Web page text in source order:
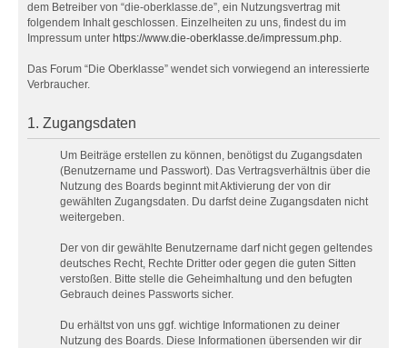
dem Betreiber von “die-oberklasse.de”, ein Nutzungsvertrag mit
folgendem Inhalt geschlossen. Einzelheiten zu uns, findest du im
Impressum unter https://www.die-oberklasse.de/impressum.php.
Das Forum “Die Oberklasse” wendet sich vorwiegend an interessierte
Verbraucher.
1. Zugangsdaten
Um Beiträge erstellen zu können, benötigst du Zugangsdaten
(Benutzername und Passwort). Das Vertragsverhältnis über die
Nutzung des Boards beginnt mit Aktivierung der von dir
gewählten Zugangsdaten. Du darfst deine Zugangsdaten nicht
weitergeben.
Der von dir gewählte Benutzername darf nicht gegen geltendes
deutsches Recht, Rechte Dritter oder gegen die guten Sitten
verstoßen. Bitte stelle die Geheimhaltung und den befugten
Gebrauch deines Passworts sicher.
Du erhältst von uns ggf. wichtige Informationen zu deiner
Nutzung des Boards. Diese Informationen übersenden wir dir